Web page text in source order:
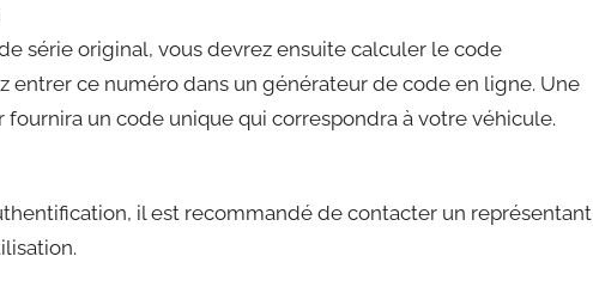
série original, vous devrez ensuite calculer le code
entrer ce numéro dans un générateur de code en ligne. Une
un code unique qui correspondra à votre véhicule.
il est recommandé de contacter un représentant